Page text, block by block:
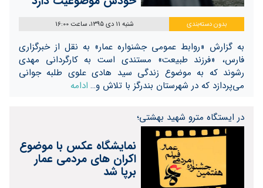
بدون دسته‌بندی شنبه 11 دی 1395، ساعت 16:00
به گزارش «روابط عمومی جشنواره عمار» به نقل از خبرگزاری
فارس، «فرزند طبیعت» مستندی است به کارگردانی مهدی
رشوند که به موضوع زندگی سید هادی علوی طلبه جوانی
می‌پردازد که در شهرستان بندرگز با تلاش و… ادامه
در ایستگاه مترو شهید بهشتی؛
نمایشگاه عکس با موضوع
اکران های مردمی عمار
برپا شد